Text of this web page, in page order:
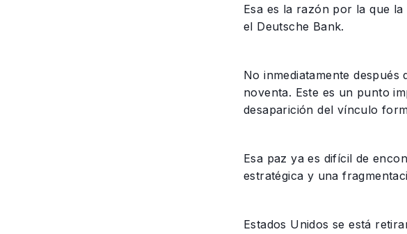
Esa es la razón por la que
el Deutsche Bank.
No inmediatamente
noventa. Este es un punto
desaparición del vínculo
Esa paz ya es difícil de
estratégica y una
Estados Unidos se está